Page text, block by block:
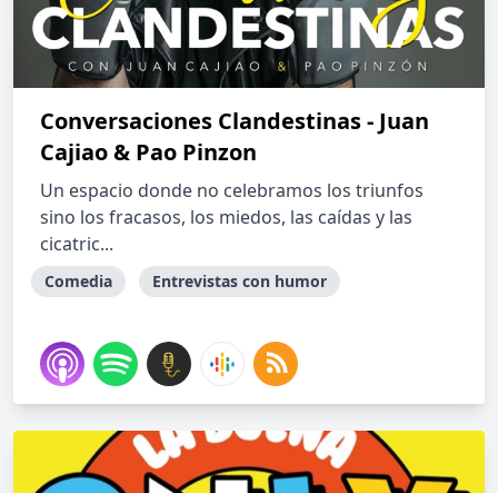
Conversaciones Clandestinas - Juan
Cajiao & Pao Pinzon
Un espacio donde no celebramos los triunfos
sino los fracasos, los miedos, las caídas y las
cicatric...
Comedia Entrevistas con humor